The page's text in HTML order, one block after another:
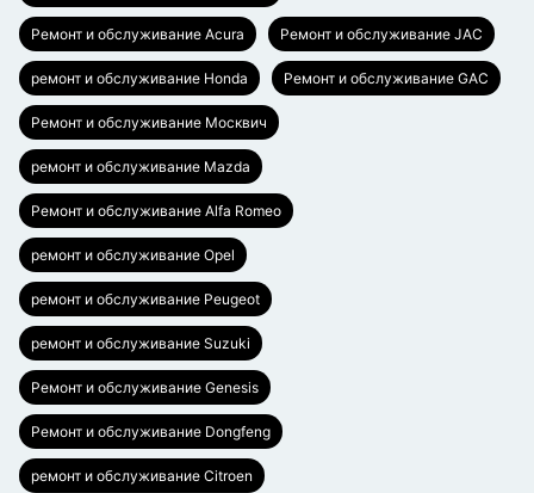
Ремонт и обслуживание Acura Ремонт и обслуживание JAC
ремонт и обслуживание Honda Ремонт и обслуживание GAC
Ремонт и обслуживание Москвич
ремонт и обслуживание Mazda
Ремонт и обслуживание Alfa Romeo
ремонт и обслуживание Opel
ремонт и обслуживание Peugeot
ремонт и обслуживание Suzuki
Ремонт и обслуживание Genesis
Ремонт и обслуживание Dongfeng
ремонт и обслуживание Citroen